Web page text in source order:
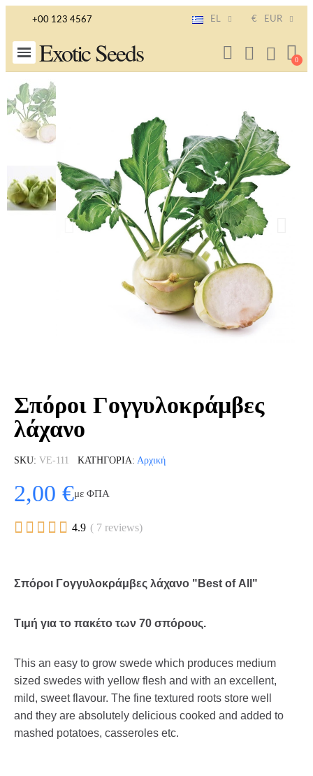
+00 123 4567 EL € EUR
Exotic Seeds
Σπόροι Γογγυλοκράμβες
λάχανο
SKU VE-111 ΚΑΤΗΓΟΡΊΑ Αρχική
2,00 €με ΦΠΑ
     4.9 ( 7 reviews)
Σπόροι Γογγυλοκράμβες λάχανο "Best of All"
Τιμή για το πακέτο των 70 σπόρους.
This an easy to grow swede which produces medium
sized swedes with yellow flesh and with an excellent,
mild, sweet flavour. The fine textured roots store well
and they are absolutely delicious cooked and added to
mashed potatoes, casseroles etc.